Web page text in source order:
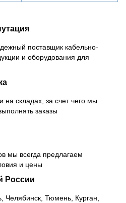
поставщик кабельно-
и оборудования для
на складах, за счет чего мы
заказы
мы всегда предлагаем
и цены
России
Челябинск, Тюмень, Курган,